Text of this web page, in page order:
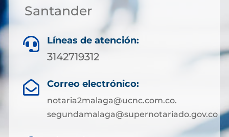
Santander
 Líneas de atención:
3142719312
 Correo electrónico:
notaria2malaga@ucnc.com.co.
segundamalaga@supernotariado.gov.co